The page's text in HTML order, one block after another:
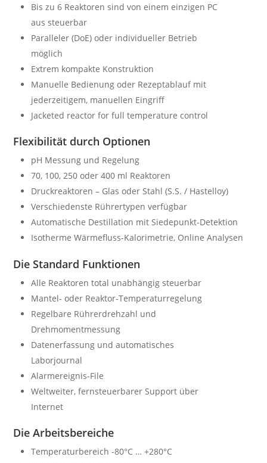
Bis zu 6 Reaktoren sind von einem einzigen PC
aus steuerbar
Paralleler (DoE) oder individueller Betrieb
möglich
Extrem kompakte Konstruktion
Manuelle Bedienung oder Rezeptablauf mit
jederzeitigem, manuellen Eingriff
Jacketed reactor for full temperature control
Flexibilität durch Optionen
pH Messung und Regelung
70, 100, 250 oder 400 ml Reaktoren
Druckreaktoren – Glas oder Stahl (S.S. / Hastelloy)
Verschiedenste Rührertypen verfügbar
Automatische Destillation mit Siedepunkt-Detektion
Isotherme Wärmefluss-Kalorimetrie, Online Analysen
Die Standard Funktionen
Alle Reaktoren total unabhängig steuerbar
Mantel- oder Reaktor-Temperaturregelung
Regelbare Rührerdrehzahl und
Drehmomentmessung
Datenerfassung und automatisches
Laborjournal
Alarmereignis-File
Weltweiter, fernsteuerbarer Support über
Internet
Die Arbeitsbereiche
Temperaturbereich -80°C … +280°C